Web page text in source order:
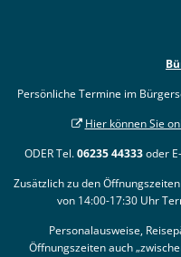
Persönliche Termine im
Hier können Sie
ODER Tel.06235 44333oder
Zusätzlich zu den
von 14:00-17:30 Uhr
Personalausweise,
Öffnungszeiten auch